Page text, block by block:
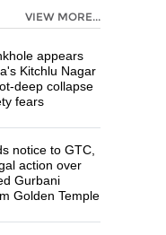
VIEW MORE...
appears
Kitchlu Nagar
deep collapse
fears
notice to GTC,
action over
Gurbani
Golden Temple